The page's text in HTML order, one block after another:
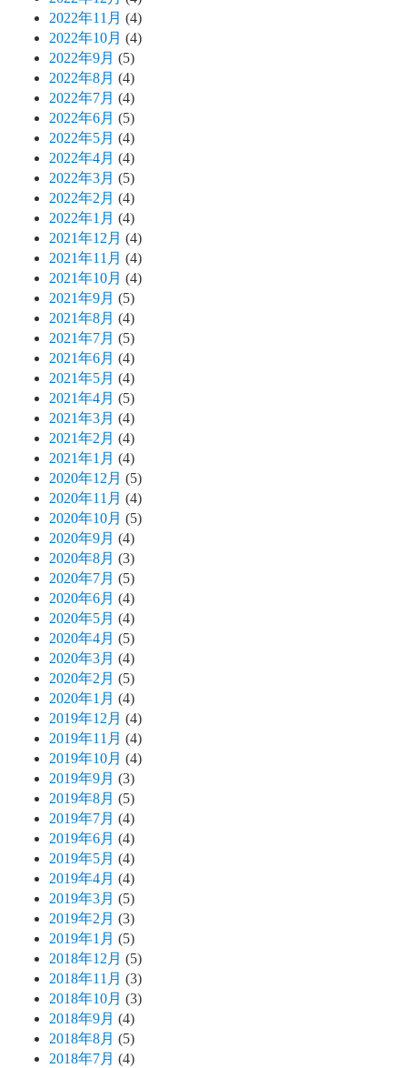
2022年11月 (4)
2022年10月 (4)
2022年9月 (5)
2022年8月 (4)
2022年7月 (4)
2022年6月 (5)
2022年5月 (4)
2022年4月 (4)
2022年3月 (5)
2022年2月 (4)
2022年1月 (4)
2021年12月 (4)
2021年11月 (4)
2021年10月 (4)
2021年9月 (5)
2021年8月 (4)
2021年7月 (5)
2021年6月 (4)
2021年5月 (4)
2021年4月 (5)
2021年3月 (4)
2021年2月 (4)
2021年1月 (4)
2020年12月 (5)
2020年11月 (4)
2020年10月 (5)
2020年9月 (4)
2020年8月 (3)
2020年7月 (5)
2020年6月 (4)
2020年5月 (4)
2020年4月 (5)
2020年3月 (4)
2020年2月 (5)
2020年1月 (4)
2019年12月 (4)
2019年11月 (4)
2019年10月 (4)
2019年9月 (3)
2019年8月 (5)
2019年7月 (4)
2019年6月 (4)
2019年5月 (4)
2019年4月 (4)
2019年3月 (5)
2019年2月 (3)
2019年1月 (5)
2018年12月 (5)
2018年11月 (3)
2018年10月 (3)
2018年9月 (4)
2018年8月 (5)
2018年7月 (4)